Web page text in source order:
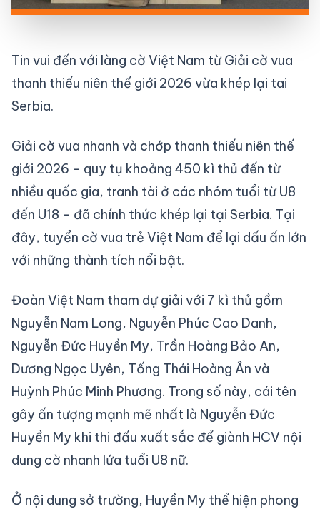
Tin vui đến với làng cờ Việt Nam từ Giải cờ vua
thanh thiếu niên thế giới 2026 vừa khép lại tai
Serbia.
Giải cờ vua nhanh và chớp thanh thiếu niên thế
giới 2026 – quy tụ khoảng 450 kì thủ đến từ
nhiều quốc gia, tranh tài ở các nhóm tuổi từ U8
đến U18 – đã chính thức khép lại tại Serbia. Tại
đây, tuyển cờ vua trẻ Việt Nam để lại dấu ấn lớn
với những thành tích nổi bật.
Đoàn Việt Nam tham dự giải với 7 kì thủ gồm
Nguyễn Nam Long, Nguyễn Phúc Cao Danh,
Nguyễn Đức Huyền My, Trần Hoàng Bảo An,
Dương Ngọc Uyên, Tống Thái Hoàng Ân và
Huỳnh Phúc Minh Phương. Trong số này, cái tên
gây ấn tượng mạnh mẽ nhất là Nguyễn Đức
Huyền My khi thi đấu xuất sắc để giành HCV nội
dung cờ nhanh lứa tuổi U8 nữ.
Ở nội dung sở trường, Huyền My thể hiện phong